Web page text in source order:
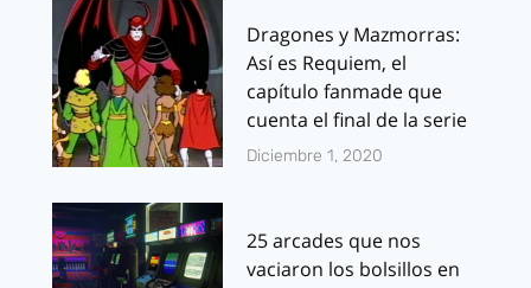
Dragones y Mazmorras:
Así es Requiem, el
capítulo fanmade que
cuenta el final de la serie
Diciembre 1, 2020
25 arcades que nos
vaciaron los bolsillos en